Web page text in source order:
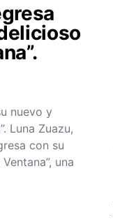
nuevo y
Luna Zuazu,
con su
una